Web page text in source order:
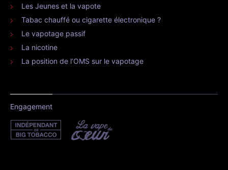
Les Jeunes et la vapote
Tabac chauffé ou cigarette électronique ?
Le vapotage passif
La nicotine
La position de l’OMS sur le vapotage
Engagement